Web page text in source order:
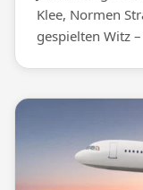
Klee, Normen
gespielten Witz